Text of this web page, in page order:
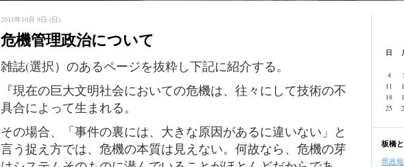
2011年10月 9日 (日)
危機管理政治について
雑誌(選択）のあるページを抜粋し下記に紹介する。
『現在の巨大文明社会においての危機は、往々にして技術の不
具合によって生まれる。
その場合、「事件の裏には、大きな原因があるに違いない」と
言う捉え方では、危機の本質は見えない。何故なら、危機の芽
日
4
11
18
25
板橋
県政